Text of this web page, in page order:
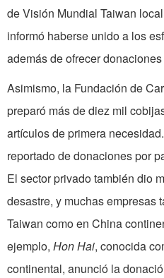
de Visión Mundial Taiwan
informó haberse unido a los
además de ofrecer
Asimismo, la Fundación de
preparó más de diez mil
artículos de primera
reportado de donaciones por
El sector ­privado también dio
desastre, y muchas empresas
Taiwan como en China
ejemplo, Hon Hai, conocida
continental, anunció la